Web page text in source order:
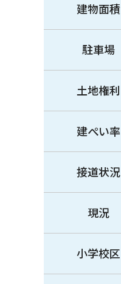
建物面積
駐車場
土地権利
建ぺい率
接道状況
現況
小学校区